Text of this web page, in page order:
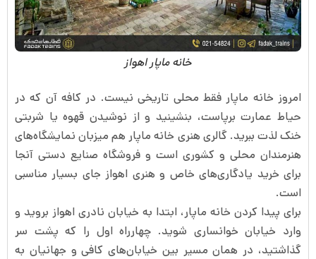
خانه ماپار اهواز
امروز خانه ماپار فقط محلی تاریخی نیست. در کافه آن که در
حیاط عمارت برپاست، بنشینید و از نوشیدن قهوه یا شربتی
خنک لذت ببرید. گالری هنری خانه ماپار هم میزبان نمایشگاه‌های
هنرمندان محلی و کشوری است و فروشگاه صنایع دستی آنجا
برای خرید یادگاری‌های خاص و هنری اهواز جای بسیار مناسبی
است.
برای پیدا کردن خانه ماپار، ابتدا به خیابان نادری اهواز بروید و
وارد خیابان خوانساری شوید. چهارراه اول را که پشت سر
گذاشتید، در همان مسیر بین خیابان‌های کافی و جهانیان به